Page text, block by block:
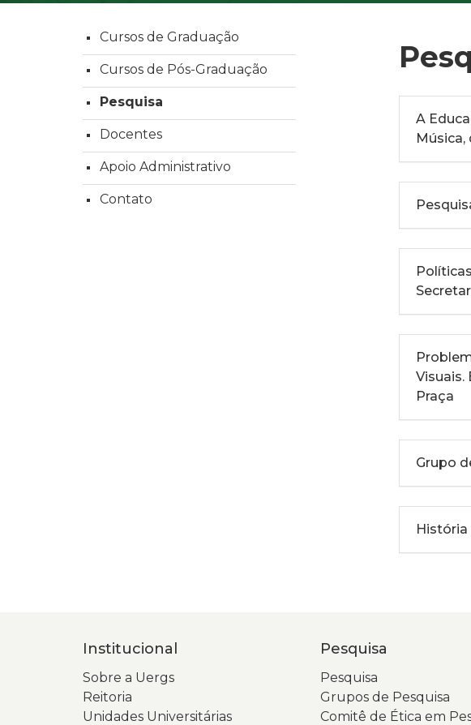
A
Música,
Visuais.
Praça
Grupo
Cursos de Graduação
Cursos de Pós-Graduação
Pesquisa
Docentes
Apoio Administrativo
Contato
Institucional
Sobre a Uergs
Reitoria
Unidades Universitárias
Pesquisa
Pesquisa
Grupos de Pesquisa
Comitê de Ética em